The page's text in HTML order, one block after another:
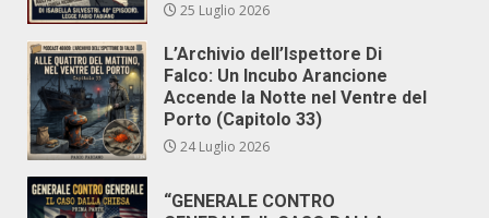
25 Luglio 2026
L’Archivio dell’Ispettore Di
Falco: Un Incubo Arancione
Accende la Notte nel Ventre del
Porto (Capitolo 33)
24 Luglio 2026
“GENERALE CONTRO